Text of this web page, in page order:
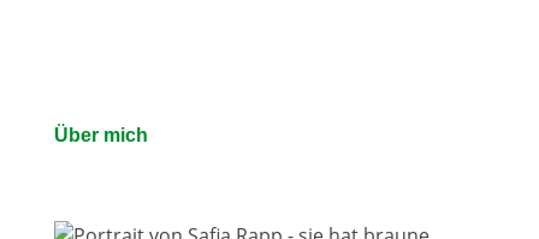
Über mich